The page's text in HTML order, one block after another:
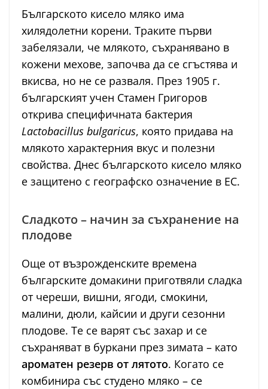
Българското кисело мляко има
хилядолетни корени. Траките първи
забелязали, че млякото, съхранявано в
кожени мехове, започва да се сгъстява и
вкисва, но не се разваля. През 1905 г.
българският учен Стамен Григоров
открива специфичната бактерия
Lactobacillus bulgaricus, която придава на
млякото характерния вкус и полезни
свойства. Днес българското кисело мляко
е защитено с географско означение в ЕС.
Сладкото – начин за съхранение на
плодове
Още от възрожденските времена
българските домакини приготвяли сладка
от череши, вишни, ягоди, смокини,
малини, дюли, кайсии и други сезонни
плодове. Те се варят със захар и се
съхраняват в буркани през зимата – като
ароматен резерв от лятото. Когато се
комбинира със студено мляко – се